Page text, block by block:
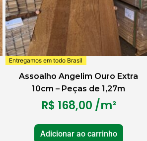
Entregamos em todo Brasil
Assoalho Angelim Ouro Extra
10cm – Peças de 1,27m
R$ 168,00 /m²
Adicionar ao carrinho